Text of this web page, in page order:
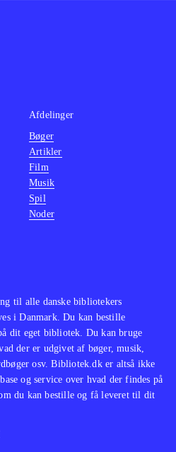
til alle danske bibliotekers
i Danmark. Du kan bestille
dit eget bibliotek. Du kan bruge
der er udgivet af bøger, musik,
osv. Bibliotek.dk er altså ikke
og service over hvad der findes på
du kan bestille og få leveret til dit
Afdelinger
Bøger
Artikler
Film
Musik
Spil
Noder